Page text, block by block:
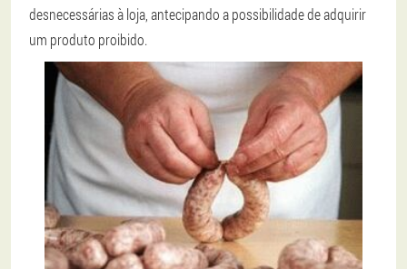
desnecessárias à loja, antecipando a possibilidade de adquirir
um produto proibido.